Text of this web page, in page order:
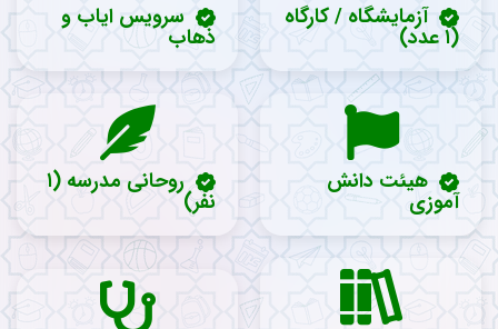
آزمایشگاه / کارگاه
(۱ عدد)
سرویس ایاب و
ذهاب
هیئت دانش
آموزی
روحانی مدرسه (۱
نفر)